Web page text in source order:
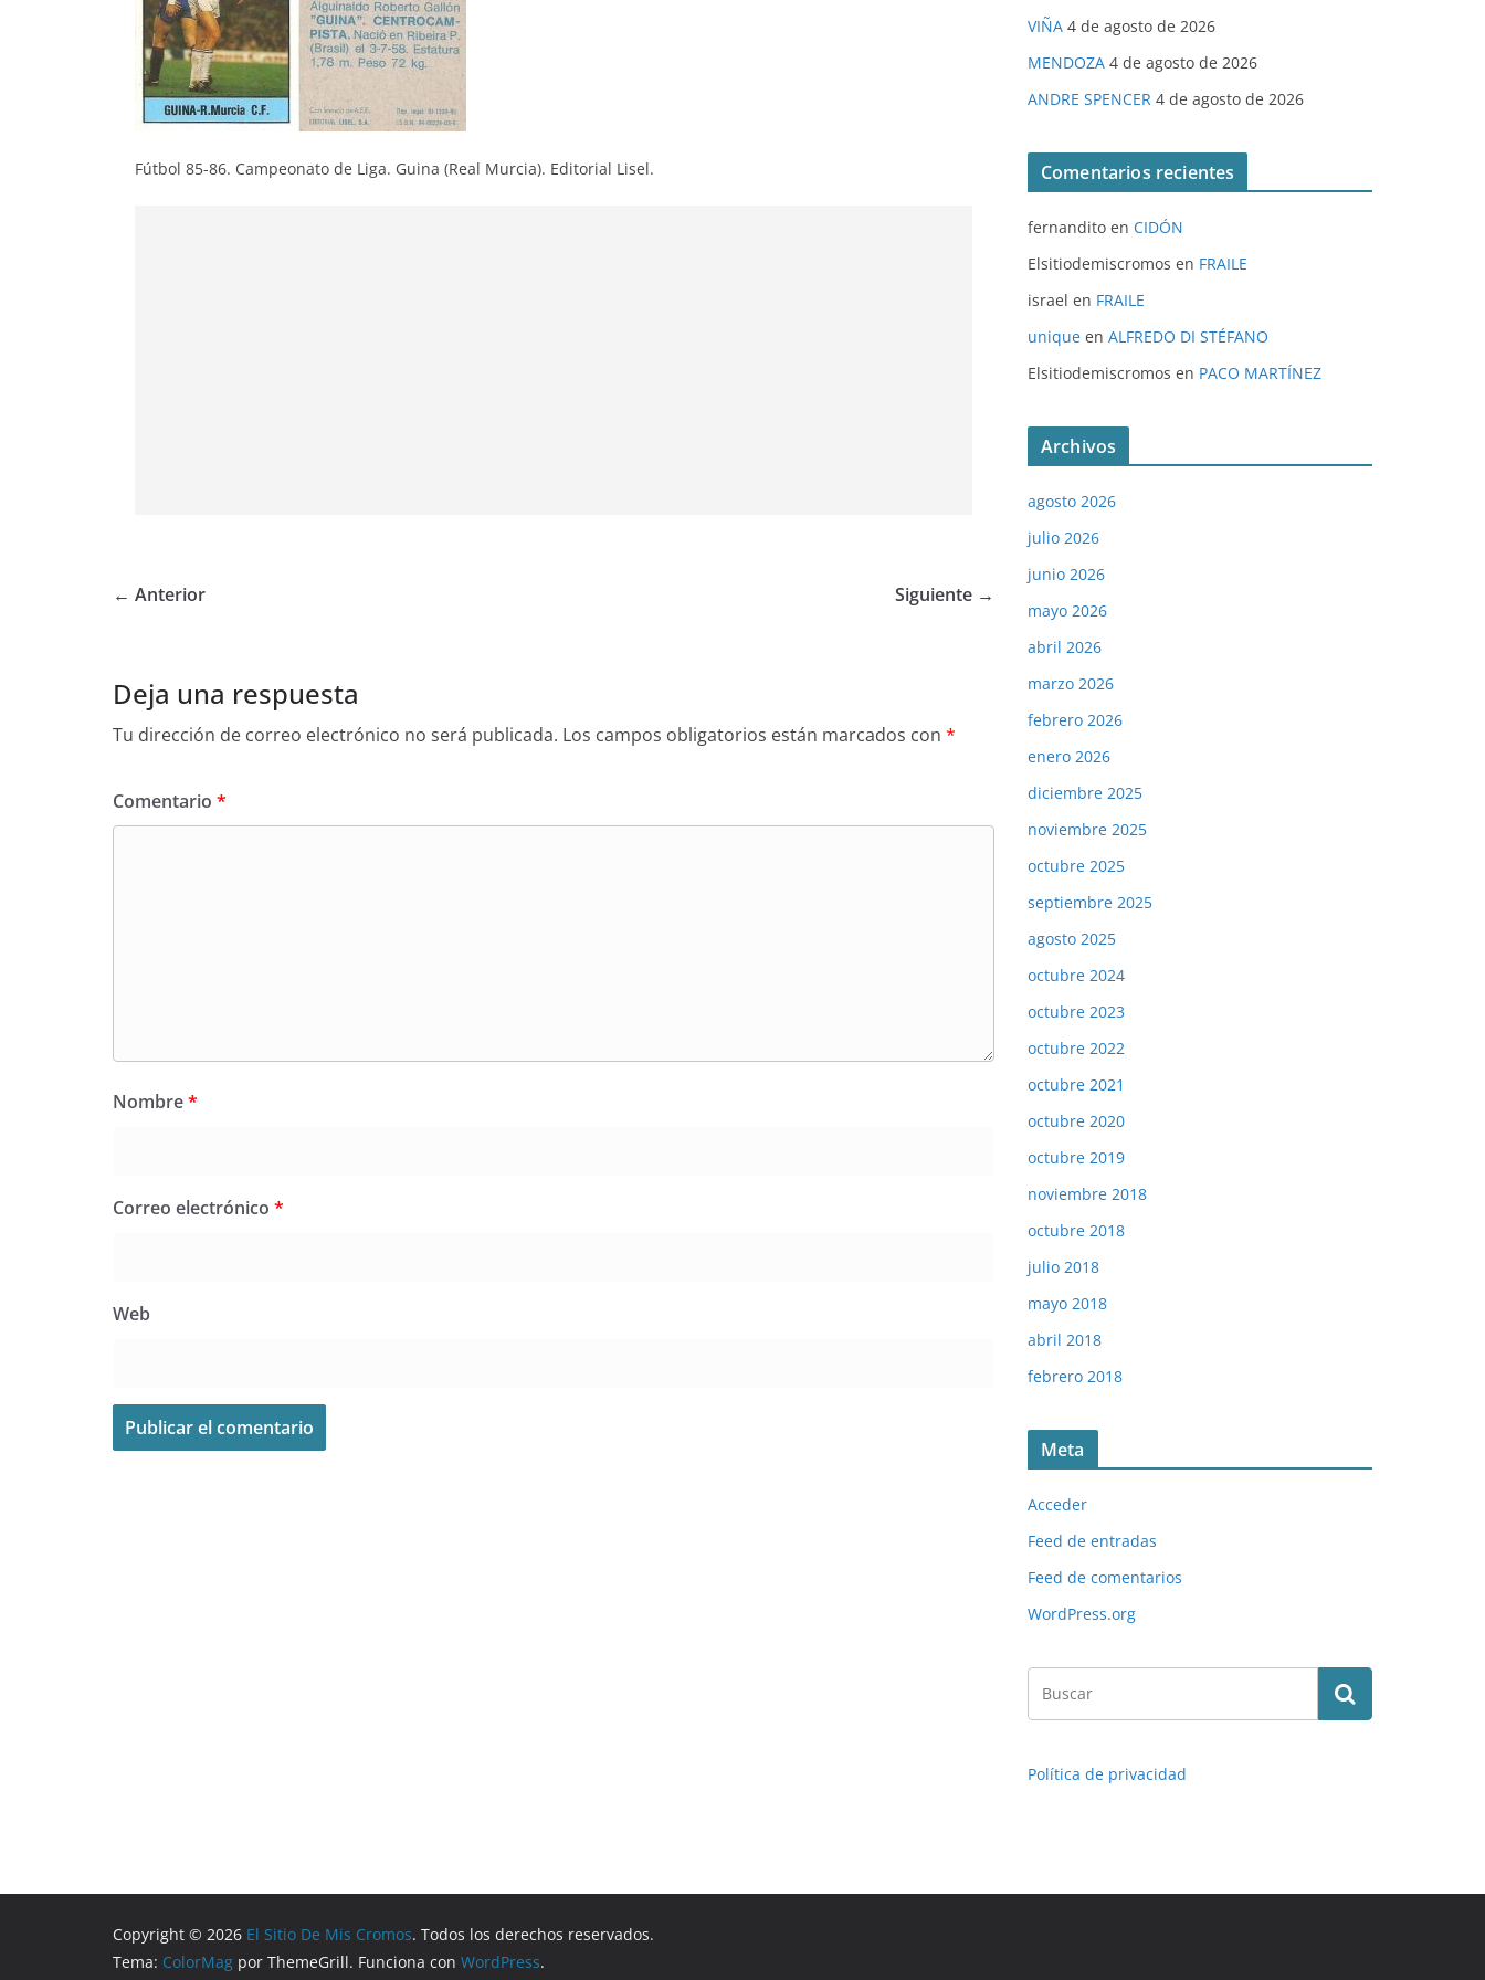
Fútbol 85-86. Campeonato de Liga. Guina (Real Murcia). Editorial Lisel.
← Anterior Siguiente →
Deja una respuesta
Tu dirección de correo electrónico no será publicada. Los campos obligatorios están marcados con *
Comentario *
Nombre*
Correo electrónico *
Web
VIÑA 4 de agosto de 2026
MENDOZA 4 de agosto de 2026
ANDRE SPENCER 4 de agosto de 2026
Comentarios recientes
fernandito en CIDÓN
Elsitiodemiscromos en FRAILE
israel en FRAILE
unique en ALFREDO DI STÉFANO
Elsitiodemiscromos en PACO MARTÍNEZ
Archivos
agosto 2026
julio 2026
junio 2026
mayo 2026
abril 2026
marzo 2026
febrero 2026
enero 2026
diciembre 2025
noviembre 2025
octubre 2025
septiembre 2025
agosto 2025
octubre 2024
octubre 2023
octubre 2022
octubre 2021
octubre 2020
octubre 2019
noviembre 2018
octubre 2018
julio 2018
mayo 2018
abril 2018
febrero 2018
Meta
Acceder
Feed de entradas
Feed de comentarios
WordPress.org
Política de privacidad
Copyright © 2026 El Sitio De Mis Cromos. Todos los derechos reservados.
Tema: ColorMag por ThemeGrill. Funciona con WordPress.